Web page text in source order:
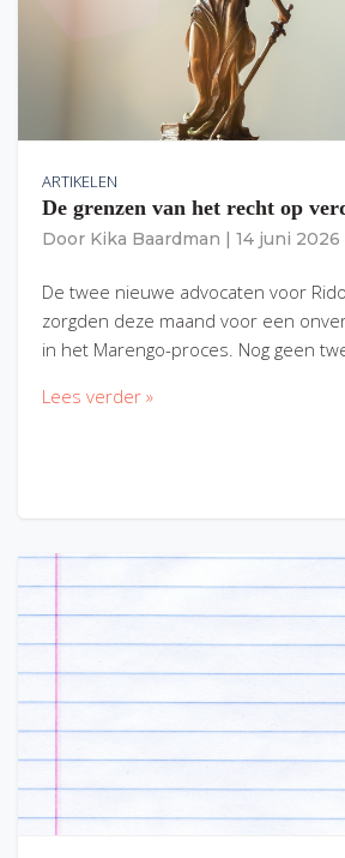
ARTIKELEN
De grenzen van het recht op
Door Kika Baardman 14 juni 2026
De twee nieuwe advocaten voor
zorgden deze maand voor een
in het Marengo-proces. Nog geen
Lees verder »